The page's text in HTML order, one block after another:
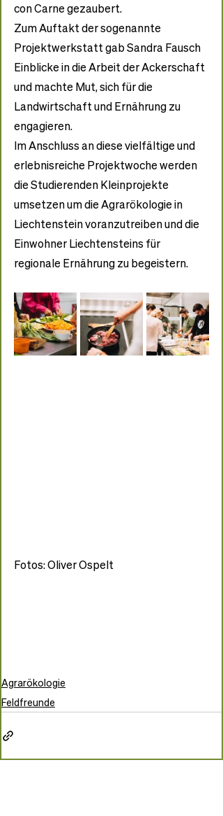
con Carne gezaubert.
Zum Auftakt der sogenannte
Projektwerkstatt gab Sandra Fausch
Einblicke in die Arbeit der Ackerschaft
und machte Mut, sich für die
Landwirtschaft und Ernährung zu
engagieren.
Im Anschluss an diese vielfältige und
erlebnisreiche Projektwoche werden
die Studierenden Kleinprojekte
umsetzen um die Agrarökologie in
Liechtenstein voranzutreiben und die
Einwohner Liechtensteins für
regionale Ernährung zu begeistern.
Fotos: Oliver Ospelt
Agrarökologie
Feldfreunde